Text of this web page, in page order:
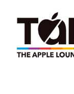
contenuto